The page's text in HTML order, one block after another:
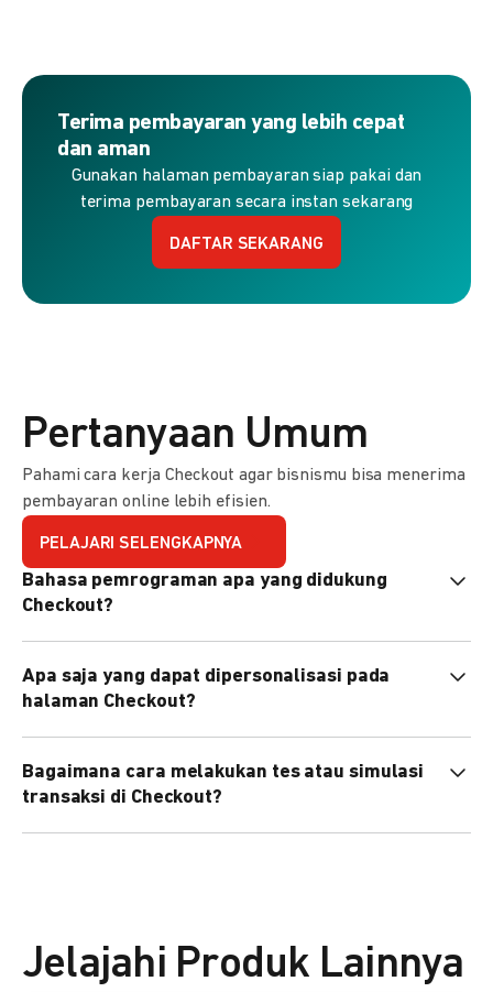
Terima pembayaran yang lebih cepat
dan aman
Gunakan halaman pembayaran siap pakai dan
terima pembayaran secara instan sekarang
DAFTAR SEKARANG
Pertanyaan Umum
Pahami cara kerja Checkout agar bisnismu bisa menerima
pembayaran online lebih efisien.
PELAJARI SELENGKAPNYA
Bahasa pemrograman apa yang didukung
Checkout?
PHP, Node.js, Go, dll).
Apa saja yang dapat dipersonalisasi pada
halaman Checkout?
preferensi bahasa, dan urutan metode pembayaran sesuai
kebutuhan brand Anda.
Bagaimana cara melakukan tes atau simulasi
transaksi di Checkout?
Jelajahi Produk Lainnya